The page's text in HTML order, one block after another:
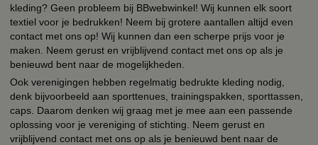
kleding? Geen probleem bij BBwebwinkel! Wij kunnen elk soort
textiel voor je bedrukken! Neem bij grotere aantallen altijd even
contact met ons op! Wij kunnen dan een scherpe prijs voor je
maken. Neem gerust en vrijblijvend contact met ons op als je
benieuwd bent naar de mogelijkheden.
Ook verenigingen hebben regelmatig bedrukte kleding nodig,
denk bijvoorbeeld aan sporttenues, trainingspakken, sporttassen,
caps. Daarom denken wij graag met je mee aan een passende
oplossing voor je vereniging of stichting. Neem gerust en
vrijblijvend contact met ons op als je benieuwd bent naar de